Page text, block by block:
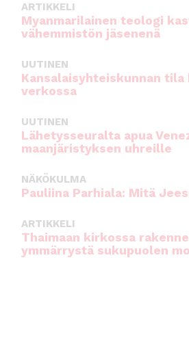
ARTIKKELI
Myanmarilainen teologi
vähemmistön jäsenenä
UUTINEN
Kansalaisyhteiskunnan tila
verkossa
UUTINEN
Lähetysseuralta apua
maanjäristyksen uhreille
NÄKÖKULMA
Pauliina Parhiala: Mitä
ARTIKKELI
Thaimaan kirkossa
ymmärrystä sukupuolen